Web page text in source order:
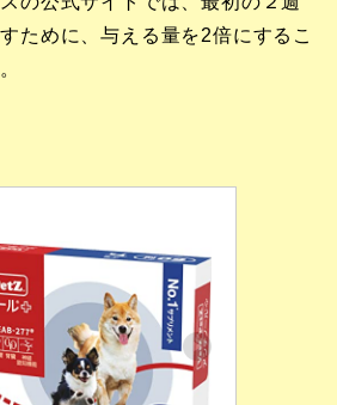
ために、与える量を2倍にするこ